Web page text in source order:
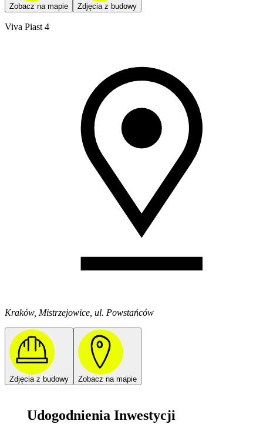
Zobacz na mapie Zdjęcia z budowy
Viva Piast 4
Kraków, Mistrzejowice, ul. Powstańców
Zdjęcia z budowy Zobacz na mapie
Udogodnienia Inwestycji